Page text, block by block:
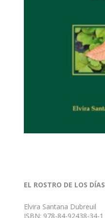
EL ROSTRO DE LOS DÍAS
Elvira Santana Dubreuil
ISBN: 978-84-92438-34-1